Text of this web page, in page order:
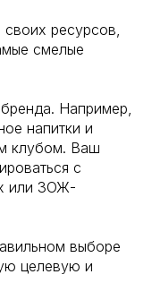
ресурсов,
смелые
Например,
напитки и
клубом. Ваш
с
или ЗОЖ-
выборе
целевую и